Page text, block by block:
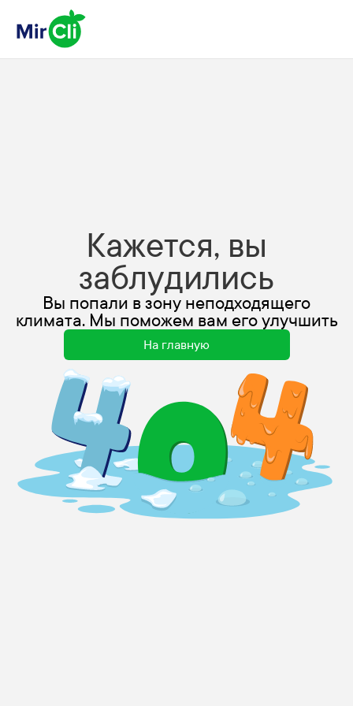
Кажется, вы
заблудились
Вы попали в зону неподходящего
климата. Мы поможем вам его улучшить
На главную